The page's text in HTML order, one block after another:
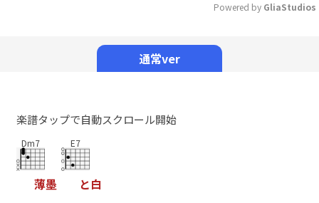
Powered by GliaStudios
通常ver
楽譜タップで自動スクロール開始
Dm7
薄墨
E7
と白